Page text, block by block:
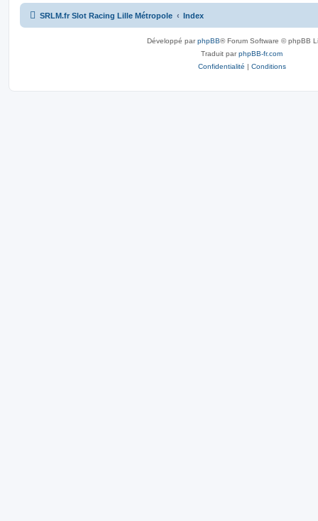
SRLM.fr Slot Racing Lille Métropole Index
Développé parphpBB® Forum Software © phpBB
Traduit parphpBB-fr.com
Confidentialité | Conditions